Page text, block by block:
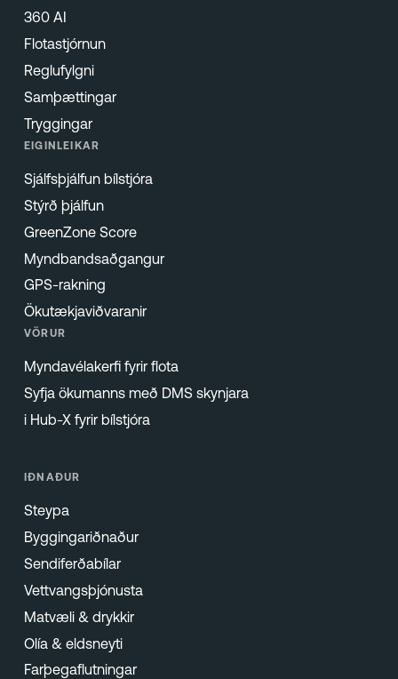
360 AI
Flotastjórnun
Reglufylgni
Samþættingar
Tryggingar
EIGINLEIKAR
Sjálfsþjálfun bílstjóra
Stýrð þjálfun
GreenZone Score
Myndbandsaðgangur
GPS-rakning
Ökutækjaviðvaranir
VÖRUR
Myndavélakerfi fyrir flota
Syfja ökumanns með DMS skynjara
i Hub-X fyrir bílstjóra
IÐNAÐUR
Steypa
Byggingariðnaður
Sendiferðabílar
Vettvangsþjónusta
Matvæli & drykkir
Olía & eldsneyti
Farþegaflutningar